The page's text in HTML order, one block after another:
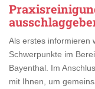
Als erstes informieren
Schwerpunkte im
Bayenthal. Im
mit Ihnen, um